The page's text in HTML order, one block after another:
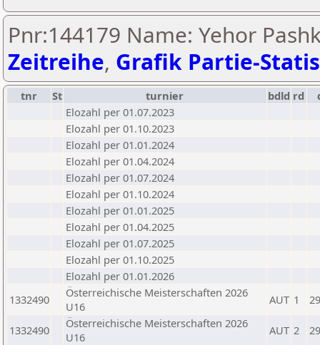
Pnr:144179 Name: Yehor
Zeitreihe, Grafik Partie-
tnr St turnier bdld rd
Elozahl per 01.07.2023
Elozahl per 01.10.2023
Elozahl per 01.01.2024
Elozahl per 01.04.2024
Elozahl per 01.07.2024
Elozahl per 01.10.2024
Elozahl per 01.01.2025
Elozahl per 01.04.2025
Elozahl per 01.07.2025
Elozahl per 01.10.2025
Elozahl per 01.01.2026
1332490
Österreichische Meisterschaften 2026
U16
AUT 1
1332490
Österreichische Meisterschaften 2026
U16
AUT 2